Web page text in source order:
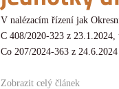
V nalézacím řízení jak
C 408/2020-323 z
Co 207/2024-363 z
Zobrazit celý článek